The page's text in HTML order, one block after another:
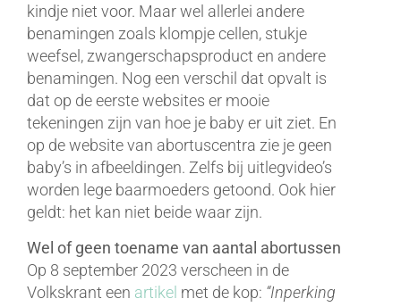
kindje niet voor. Maar wel allerlei andere
benamingen zoals klompje cellen, stukje
weefsel, zwangerschapsproduct en andere
benamingen. Nog een verschil dat opvalt is
dat op de eerste websites er mooie
tekeningen zijn van hoe je baby er uit ziet. En
op de website van abortuscentra zie je geen
baby’s in afbeeldingen. Zelfs bij uitlegvideo’s
worden lege baarmoeders getoond. Ook hier
geldt: het kan niet beide waar zijn.
Wel of geen toename van aantal abortussen
Op 8 september 2023 verscheen in de
Volkskrant een artikel met de kop: “Inperking